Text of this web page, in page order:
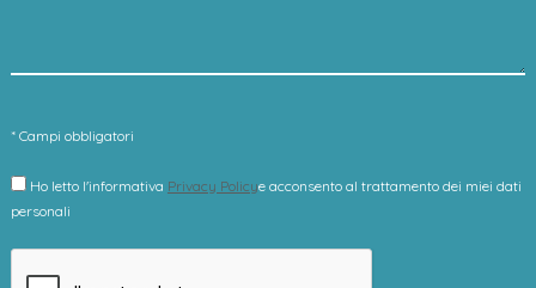
* Campi obbligatori
Ho letto l'informativa Privacy Policye acconsento al trattamento dei miei dati
personali